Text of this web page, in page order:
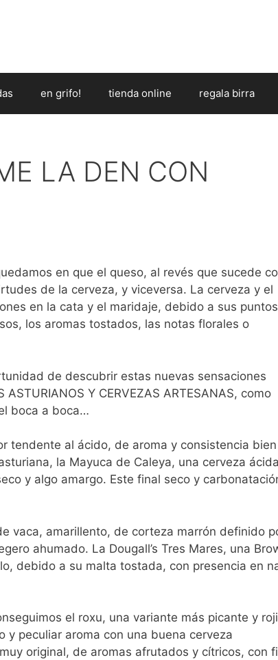
en grifo! tienda online regala birra
LA DEN CON
en que el queso, al revés que sucede
de la cerveza, y viceversa. La cerveza y el
en la cata y el maridaje, debido a sus
los aromas tostados, las notas florales o
de descubrir estas nuevas sensaciones
Y CERVEZAS ARTESANAS, como
boca a boca…
tendente al ácido, de aroma y consistencia bien
la Mayuca de Caleya, una cerveza
y algo amargo. Este final seco y
vaca, amarillento, de corteza marrón definido
ahumado. La Dougall’s Tres Mares, una
debido a su malta tostada, con presencia en
el roxu, una variante más picante y
y peculiar aroma con una buena cerveza
original, de aromas afrutados y cítricos, con